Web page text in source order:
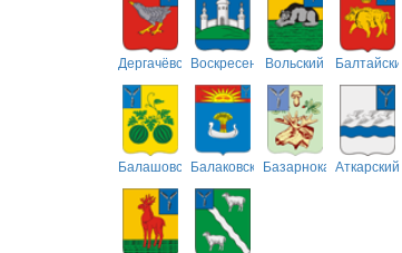
ДергачёвскийВоскресенскийВольский Балтайский
БалашовскийБалаковскийБазарнокарабулакский
Аткарский